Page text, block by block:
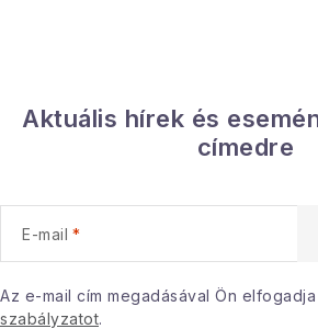
s
e
m
e
i
Aktuális hírek és
címedre
E-mail
Az e-mail cím megadásával Ön elfogadja
szabályzatot.